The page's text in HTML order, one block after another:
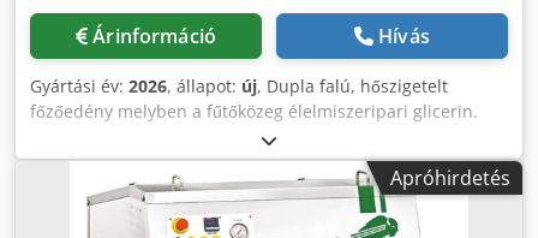
Árinformáció Hívás
Gyártási év: 2026, állapot: új, Dupla falú, hőszigetelt
főzőedény melyben a fűtőközeg élelmiszeripari glicerin.
Rendelkezik beépített keverőegységgel mely biztosítja az
anyagok letapadás mentességét. Alul elhelyezkedő
keverőmotor. A gép a fűtőközeg hőmérsékletét
automatikusan szabályozza. Nagy teherbírású gumi
Apróhirdetés